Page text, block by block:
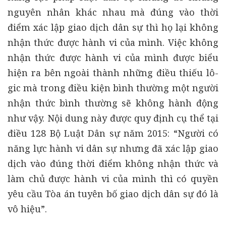
nguyên nhân khác nhau mà đúng vào thời
điểm xác lập giao dịch dân sự thì họ lại không
nhận thức được hành vi của mình. Việc không
nhận thức được hành vi của mình được biểu
hiện ra bên ngoài thành những điều thiếu lô-
gic mà trong điều kiện bình thường một người
nhận thức bình thường sẽ không hành động
như vậy. Nội dung này được quy định cụ thể tại
điều 128 Bộ Luật Dân sự năm 2015: “Người có
năng lực hành vi dân sự nhưng đã xác lập giao
dịch vào đúng thời điểm không nhận thức và
làm chủ được hành vi của mình thì có quyền
yêu cầu Tòa án tuyên bố giao dịch dân sự đó là
vô hiệu”.